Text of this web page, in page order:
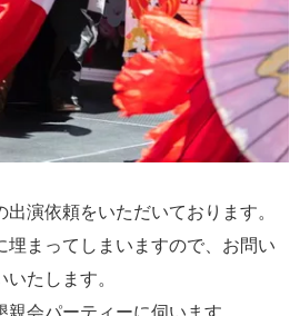
演依頼をいただいております。
埋まってしまいますので、お問い
たします。
会パーティーに伺います。